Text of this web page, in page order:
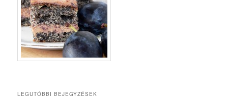
LEGUTÓBBI BEJEGYZÉSEK